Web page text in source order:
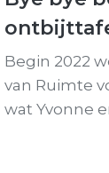
Begin 2022
van Ruimte
wat Yvonne